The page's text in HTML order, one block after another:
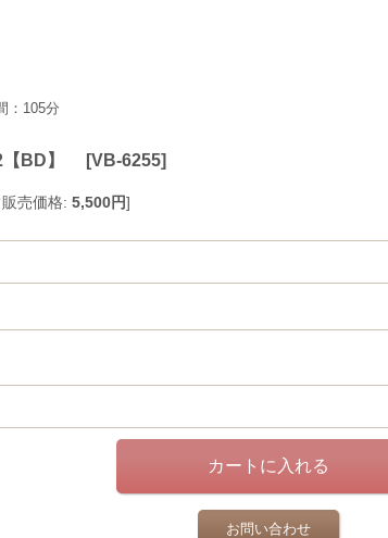
105分
【BD】 [VB-6255]
売価格: 5,500円]
お問い合わせ